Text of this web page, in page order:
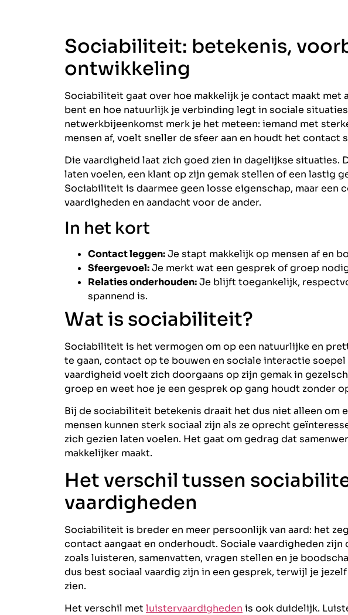
Sociabiliteit: betekenis,
ontwikkeling
Sociabiliteit gaat over hoe makkelijk je contact maakt met
bent en hoe natuurlijk je verbinding legt in sociale
netwerkbijeenkomst merk je het meteen: iemand met
mensen af, voelt sneller de sfeer aan en houdt het contact
Die vaardigheid laat zich goed zien in dagelijkse situaties.
laten voelen, een klant op zijn gemak stellen of een lastig
Sociabiliteit is daarmee geen losse eigenschap, maar een
vaardigheden en aandacht voor de ander.
In het kort
Contact leggen:Je stapt makkelijk op mensen af en
Sfeergevoel:Je merkt wat een gesprek of groep
Relaties onderhouden:Je blijft toegankelijk,
spannend is.
Wat is sociabiliteit?
Sociabiliteit is het vermogen om op een natuurlijke en
te gaan, contact op te bouwen en sociale interactie
vaardigheid voelt zich doorgaans op zijn gemak in
groep en weet hoe je een gesprek op gang houdt zonder
Bij de sociabiliteit betekenis draait het dus niet alleen om
mensen kunnen sterk sociaal zijn als ze oprecht
zich gezien laten voelen. Het gaat om gedrag dat
makkelijker maakt.
Het verschil tussen
vaardigheden
Sociabiliteit is breder en meer persoonlijk van aard: het
contact aangaat en onderhoudt. Sociale vaardigheden
zoals luisteren, samenvatten, vragen stellen en je
dus best sociaal vaardig zijn in een gesprek, terwijl je
zien.
Het verschil metluistervaardigheden is ook duidelijk.